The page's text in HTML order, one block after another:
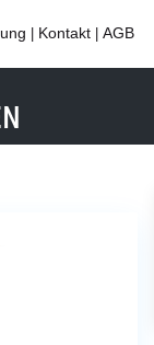
Kontakt AGB